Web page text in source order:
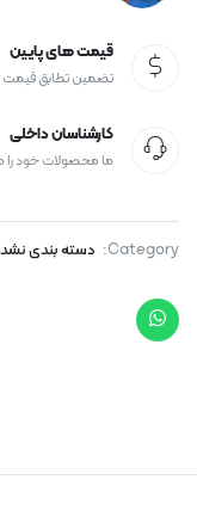
قیمت های پایین
تضمین تطابق قیمت
کارشناسان داخلی
ما محصولات خود
Category: دسته بندی